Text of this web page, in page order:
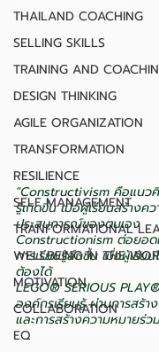
THAILAND COACHING
SELLING SKILLS
TRAINING AND
DESIGN THINKING
AGILE ORGANIZATION
TRANSFORMATION
RESILIENCE
SELF MANAGEMENT
TRANFORMATIONAL
WELLBEING IN THE
MOTIVATION
COLLABORATION
EQ
"Constructivism คือแนว
รู้เกิดขึ้น เมื่อผู้เรียนสร้างค
ประสบการณ์ขอ
Constructionism ต่อยอด
การเรียนรู้ลึกขึ้น เมื่อผู้เรีย
ต้องไ
LEGO® SERIOUS
องค์กรเรียนรู้ ผ่านการสร้าง
และการสร้างความหมายร่ว